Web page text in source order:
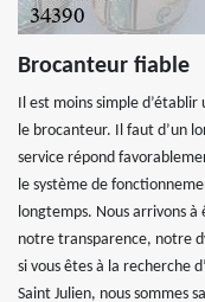
Brocanteur fiable
Il est moins simple
le brocanteur. Il faut d’un
service répond
le système de
longtemps. Nous arrivons
notre transparence, notre
si vous êtes à la recherche
Saint Julien, nous sommes